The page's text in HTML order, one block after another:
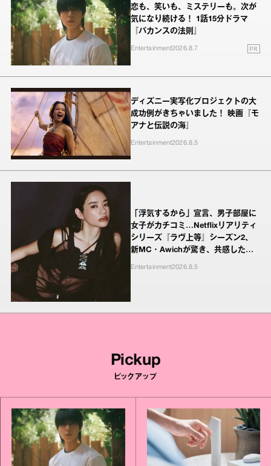
恋も、笑いも、ミステリーも。次が
気になり続ける！ 1話15分ドラマ
『バカンスの法則』
Entertainment2026.8.7 PR
ディズニー実写化プロジェクトの大
成功例がきちゃいました！ 映画『モ
アナと伝説の海』
Entertainment2026.8.5
「浮気するから」宣言、男子部屋に
女子がカチコミ…Netflixリアリティ
シリーズ『ラヴ上等』シーズン2、
新MC・Awichが驚き、共感したヤ
Entertainment2026.8.5
Pickup
ピックアップ